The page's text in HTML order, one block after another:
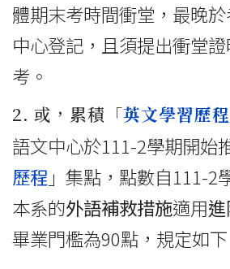
體期末考時間衝堂，最晚
中心登記，且須提出衝堂
考。
2. 或，累積「英文學習歷程
語文中心於111-2學期開始
歷程 」集點，點數自111-2
本系的外語補救措施適用
畢業門檻為90點，規定如下